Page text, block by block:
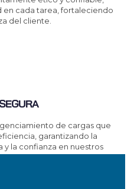
en cada tarea, fortaleciendo
del cliente.
de cargas que
garantizando la
la confianza en nuestros